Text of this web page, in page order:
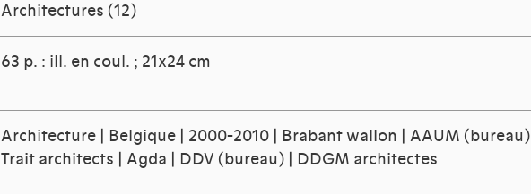
Architectures (12)
63 p. : ill. en coul. ; 21x24 cm
Architecture | Belgique | 2000-2010 | Brabant wallon | AAUM (bureau)|
Trait architects | Agda | DDV (bureau) | DDGM architectes